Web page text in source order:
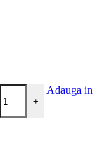
+
Adauga in